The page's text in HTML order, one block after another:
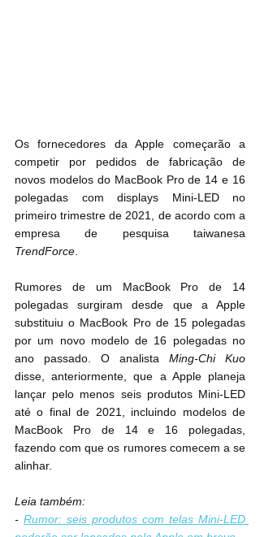
Os fornecedores da Apple começarão a
competir por pedidos de fabricação de
novos modelos do MacBook Pro de 14 e 16
polegadas com displays Mini-LED no
primeiro trimestre de 2021, de acordo com a
TrendForce
Rumores de um MacBook Pro de 14
polegadas surgiram desde que a Apple
substituiu o MacBook Pro de 15 polegadas
por um novo modelo de 16 polegadas no
ano passado. O analista Ming-Chi Kuo
disse, anteriormente, que a Apple planeja
lançar pelo menos seis produtos Mini-LED
até o final de 2021, incluindo modelos de
MacBook Pro de 14 e 16 polegadas,
fazendo com que os rumores comecem a se
alinhar.
Leia também:
- Rumor: seis produtos com telas Mini-LED